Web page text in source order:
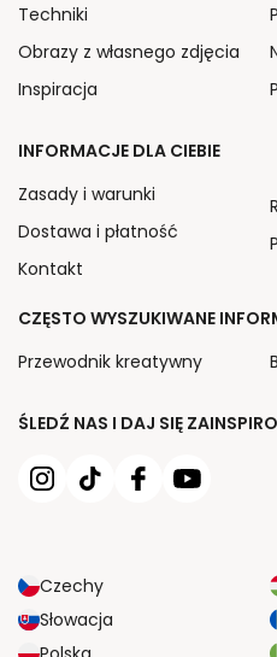
ŚLEDŹ NAS I DAJ SIĘ
Czechy
Słowacja
Techniki
Obrazy z własnego zdjęcia
Inspiracja
INFORMACJE DLA CIEBIE
Zasady i warunki
Dostawa i płatność
Kontakt
CZĘSTO WYSZUKIWANE
Przewodnik kreatywny